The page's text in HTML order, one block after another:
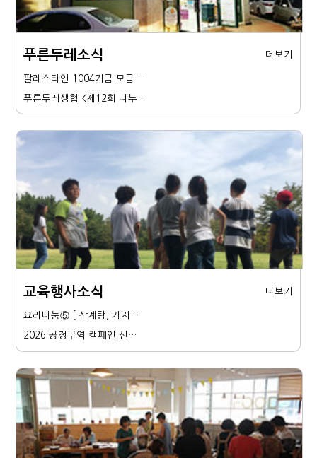
푸른두레소식
팔레스타인 1004기금 모금…
푸른두레생협 <제12회 나누…
더보기
교육행사소식
요리나눔⑤ [ 삼계탕, 가지…
2026 공정무역 캠페인 신…
더보기